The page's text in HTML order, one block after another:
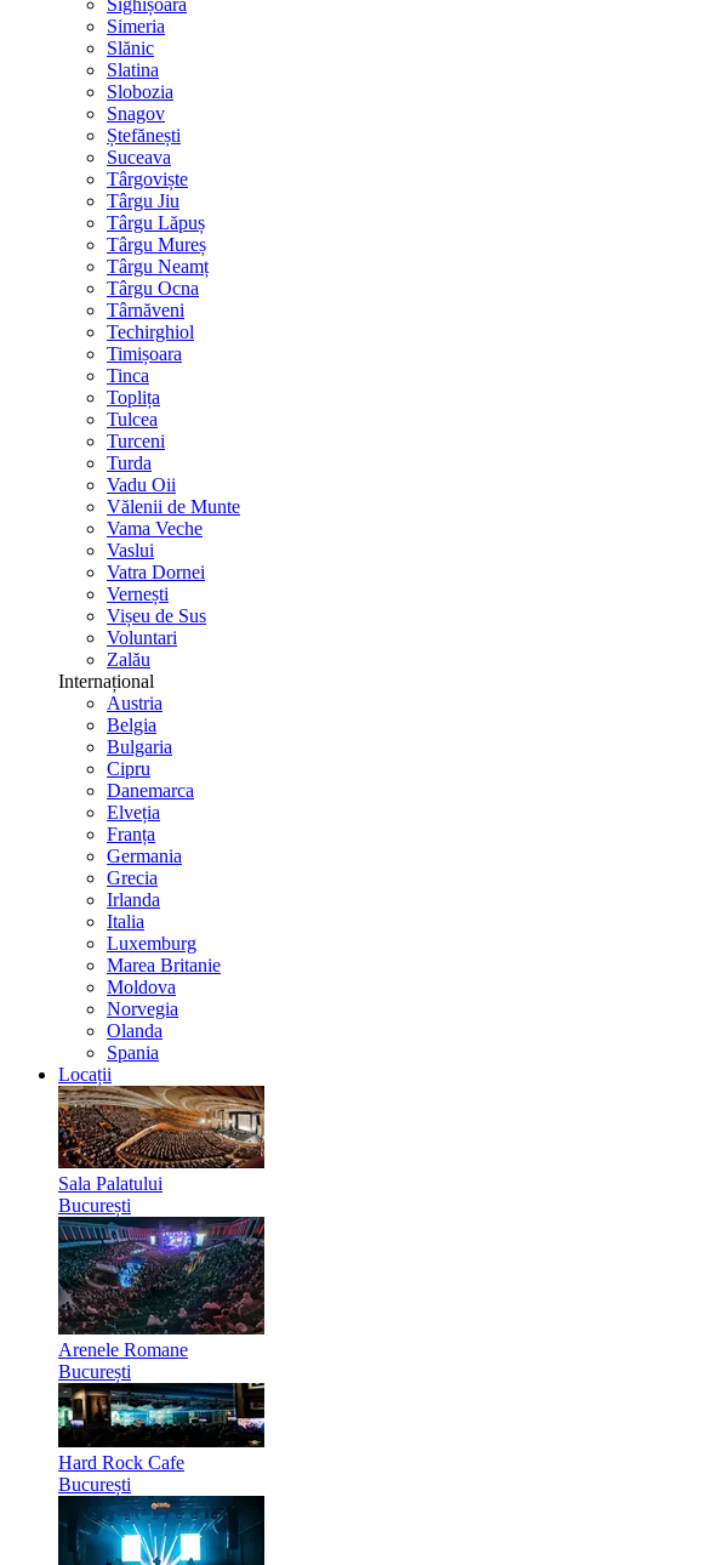
Sighișoara
Simeria
Slănic
Slatina
Slobozia
Snagov
Ștefănești
Suceava
Târgoviște
Târgu Jiu
Târgu Lăpuș
Târgu Mureș
Târgu Neamț
Târgu Ocna
Târnăveni
Techirghiol
Timișoara
Tinca
Toplița
Tulcea
Turceni
Turda
Vadu Oii
Vălenii de Munte
Vama Veche
Vaslui
Vatra Dornei
Vernești
Vișeu de Sus
Voluntari
Zalău
Internațional
Austria
Belgia
Bulgaria
Cipru
Danemarca
Elveția
Franța
Germania
Grecia
Irlanda
Italia
Luxemburg
Marea Britanie
Moldova
Norvegia
Olanda
Spania
Locații
Sala Palatului
București
Arenele Romane
București
Hard Rock Cafe
București